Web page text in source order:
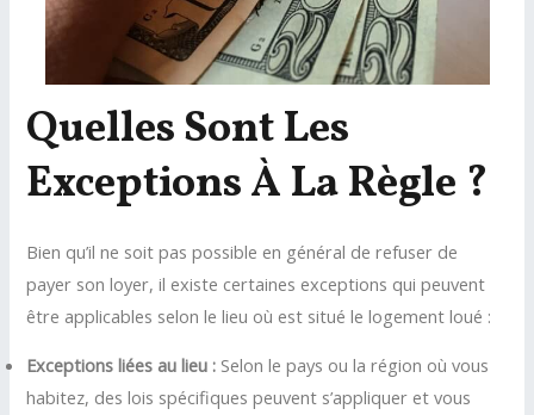
Quelles Sont Les
Exceptions À La Règle ?
Bien qu’il ne soit pas possible en général de refuser de
payer son loyer, il existe certaines exceptions qui peuvent
être applicables selon le lieu où est situé le logement loué :
Exceptions liées au lieu : Selon le pays ou la région où vous
habitez, des lois spécifiques peuvent s’appliquer et vous